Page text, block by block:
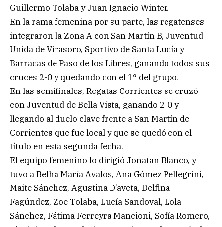
Guillermo Tolaba y Juan Ignacio Winter.
En la rama femenina por su parte, las regatenses
integraron la Zona A con San Martín B, Juventud
Unida de Virasoro, Sportivo de Santa Lucía y
Barracas de Paso de los Libres, ganando todos sus
cruces 2-0 y quedando con el 1° del grupo.
En las semifinales, Regatas Corrientes se cruzó
con Juventud de Bella Vista, ganando 2-0 y
llegando al duelo clave frente a San Martín de
Corrientes que fue local y que se quedó con el
título en esta segunda fecha.
El equipo femenino lo dirigió Jonatan Blanco, y
tuvo a Belha María Avalos, Ana Gómez Pellegrini,
Maite Sánchez, Agustina D’aveta, Delfina
Fagúndez, Zoe Tolaba, Lucía Sandoval, Lola
Sánchez, Fátima Ferreyra Mancioni, Sofía Romero,